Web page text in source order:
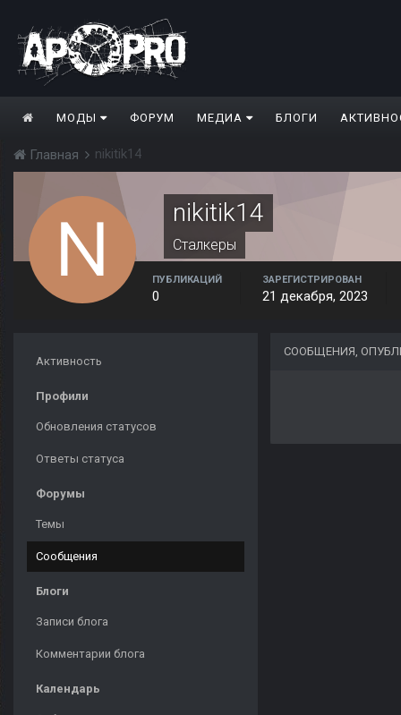
МОДЫ ФОРУМ МЕДИА БЛОГИ
Главная nikitik14
nikitik14
Сталкеры
ПУБЛИКАЦИЙ
0
ЗАРЕГИСТРИРОВАН
21 декабря, 2023
Активность
Профили
Обновления статусов
Ответы статуса
Форумы
Темы
Сообщения
Блоги
Записи блога
Комментарии блога
Календарь
СООБЩЕНИЯ,